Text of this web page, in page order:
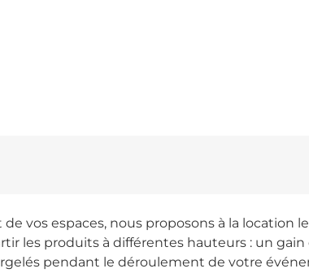
vos espaces, nous proposons à la location
les produits à différentes hauteurs : un
pendant le déroulement de votre